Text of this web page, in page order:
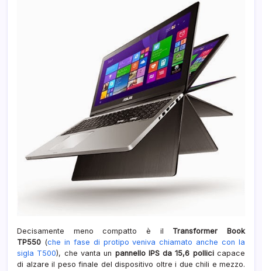
Decisamente meno compatto è il Transformer Book
TP550 (che in fase di protipo veniva chiamato anche con la
sigla T500), che vanta un pannello IPS da 15,6 pollicicapace
di alzare il peso finale del dispositivo oltre i due chili e mezzo.